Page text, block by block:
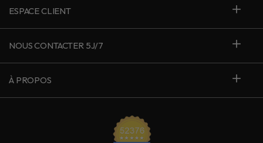
ESPACE CLIENT
NOUS CONTACTER 5J/7
À PROPOS